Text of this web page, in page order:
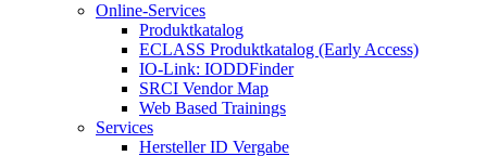
Online-Services
Produktkatalog
ECLASS Produktkatalog (Early Access)
IO-Link: IODDFinder
SRCI Vendor Map
Web Based Trainings
Services
Hersteller ID Vergabe